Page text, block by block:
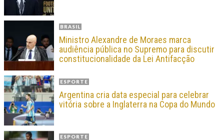
BRASIL
Ministro Alexandre de Moraes marca
audiência pública no Supremo para discutir
constitucionalidade da Lei Antifacção
ESPORTE
Argentina cria data especial para celebrar
vitória sobre a Inglaterra na Copa do Mundo
ESPORTE